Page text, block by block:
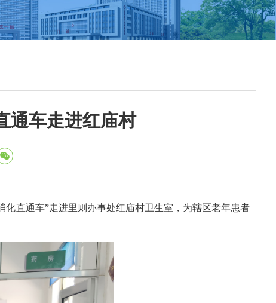
通车走进红庙村
直通车”走进里则办事处红庙村卫生室，为辖区老年患者